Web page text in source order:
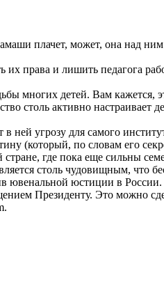
плачет, может, она над ним
права и лишить педагога
многих детей. Вам кажется,
столь активно настраивает
угрозу для самого
(который, по словам его
где пока еще сильны
столь чудовищным, что
ювенальной юстиции в России.
Президенту. Это можно